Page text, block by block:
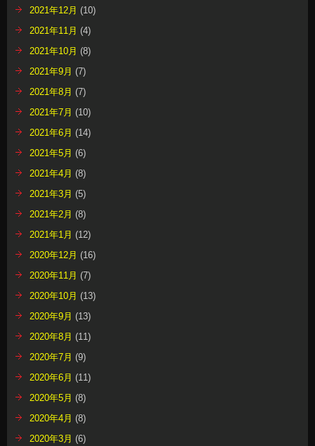
2021年12月 (10)
2021年11月 (4)
2021年10月 (8)
2021年9月 (7)
2021年8月 (7)
2021年7月 (10)
2021年6月 (14)
2021年5月 (6)
2021年4月 (8)
2021年3月 (5)
2021年2月 (8)
2021年1月 (12)
2020年12月 (16)
2020年11月 (7)
2020年10月 (13)
2020年9月 (13)
2020年8月 (11)
2020年7月 (9)
2020年6月 (11)
2020年5月 (8)
2020年4月 (8)
2020年3月 (6)